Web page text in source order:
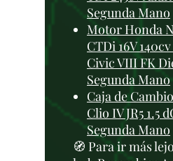
Segunda Mano
Motor Honda
CTDi 16V
Civic VIII FK
Segunda Mano
Caja de
Clio IV JR5 1.5
Segunda Mano
🧭 Para ir más